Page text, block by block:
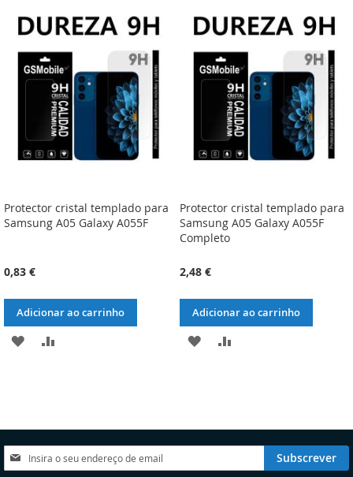
LISTA
DE
DESEJOS
COMPARAÇÃO
LISTA
DE
DESEJOS
COMPARAÇÃO
Protector cristal templado para
Samsung A05 Galaxy A055F
0,83 €
Adicionar ao carrinho
ADICIONAR
DESEJOS
Protector cristal templado para
Samsung A05 Galaxy A055F
Completo
2,48 €
Adicionar ao carrinho
ADICIONAR
DESEJOS
ADICIONAR
Subscreva
a
Subscrever